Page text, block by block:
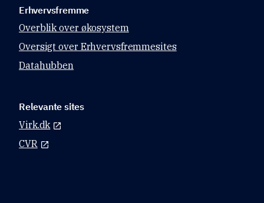
Erhvervsfremme
Overblik over økosystem
Oversigt over Erhvervsfremmesites
Datahubben
Relevante sites
Virk.dk
CVR